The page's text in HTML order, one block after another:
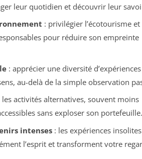
leur quotidien et découvrir leur
: privilégier l’écotourisme et
pour réduire son empreinte
: apprécier une diversité
au-delà de la simple observation
activités alternatives, souvent moins
sans exploser son portefeuille.
intenses: les expériences insolites
l’esprit et transforment votre